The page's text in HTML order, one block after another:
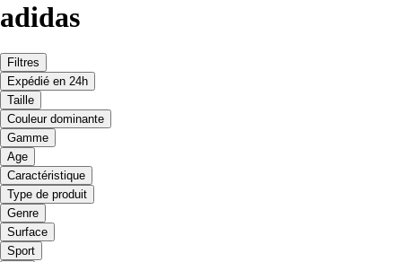
adidas
Filtres
Expédié en 24h
Taille
Couleur dominante
Gamme
Age
Caractéristique
Type de produit
Genre
Surface
Sport